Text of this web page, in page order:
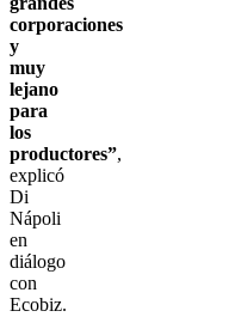
corporaciones
y
muy
lejano
para
los
productores”,
explicó
Di
Nápoli
en
diálogo
con
Ecobiz.